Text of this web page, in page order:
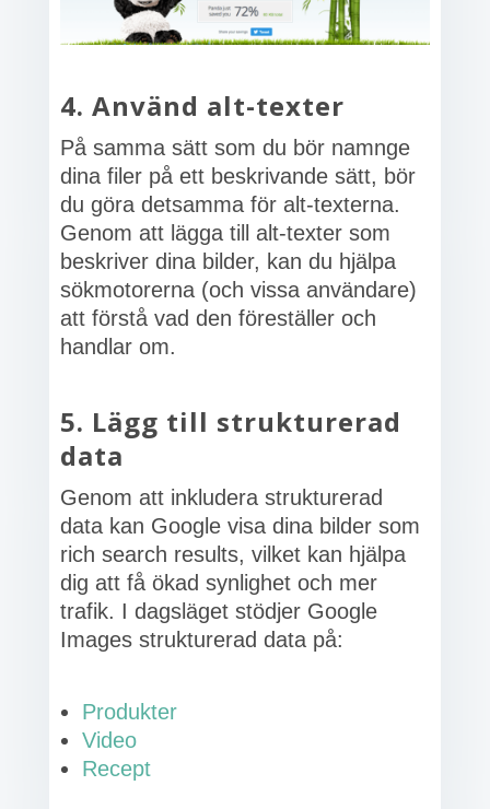
4. Använd alt-texter
På samma sätt som du bör namnge
dina filer på ett beskrivande sätt, bör
du göra detsamma för alt-texterna.
Genom att lägga till alt-texter som
beskriver dina bilder, kan du hjälpa
sökmotorerna (och vissa användare)
att förstå vad den föreställer och
handlar om.
5. Lägg till strukturerad
data
Genom att inkludera strukturerad
data kan Google visa dina bilder som
rich search results, vilket kan hjälpa
dig att få ökad synlighet och mer
trafik. I dagsläget stödjer Google
Images strukturerad data på:
Produkter
Video
Recept